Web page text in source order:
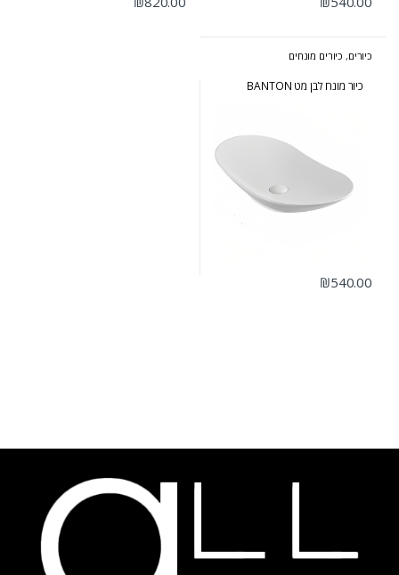
כיורים, כיורים מונחים
כיור מונח לבן מט BANTON
₪540.00